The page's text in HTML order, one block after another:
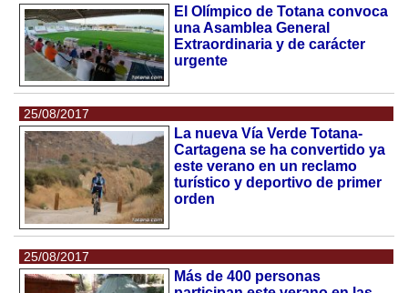
El Olímpico de Totana convoca
una Asamblea General
Extraordinaria y de carácter
urgente
25/08/2017
La nueva Vía Verde Totana-
Cartagena se ha convertido ya
este verano en un reclamo
turístico y deportivo de primer
orden
25/08/2017
Más de 400 personas